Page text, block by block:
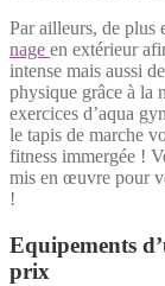
Par ailleurs, de plus
nage en extérieur
intense mais aussi
physique grâce à la
exercices d’aqua
le tapis de marche
fitness immergée !
mis en œuvre pour
!
Equipements
prix